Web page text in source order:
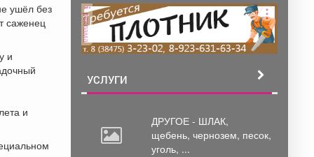
ушёл без
саженец
и
и
реклама
УСЛУГИ
ДРУГОЕ - ШЛАК,
щебень, чернозем, песок,
уголь, ...